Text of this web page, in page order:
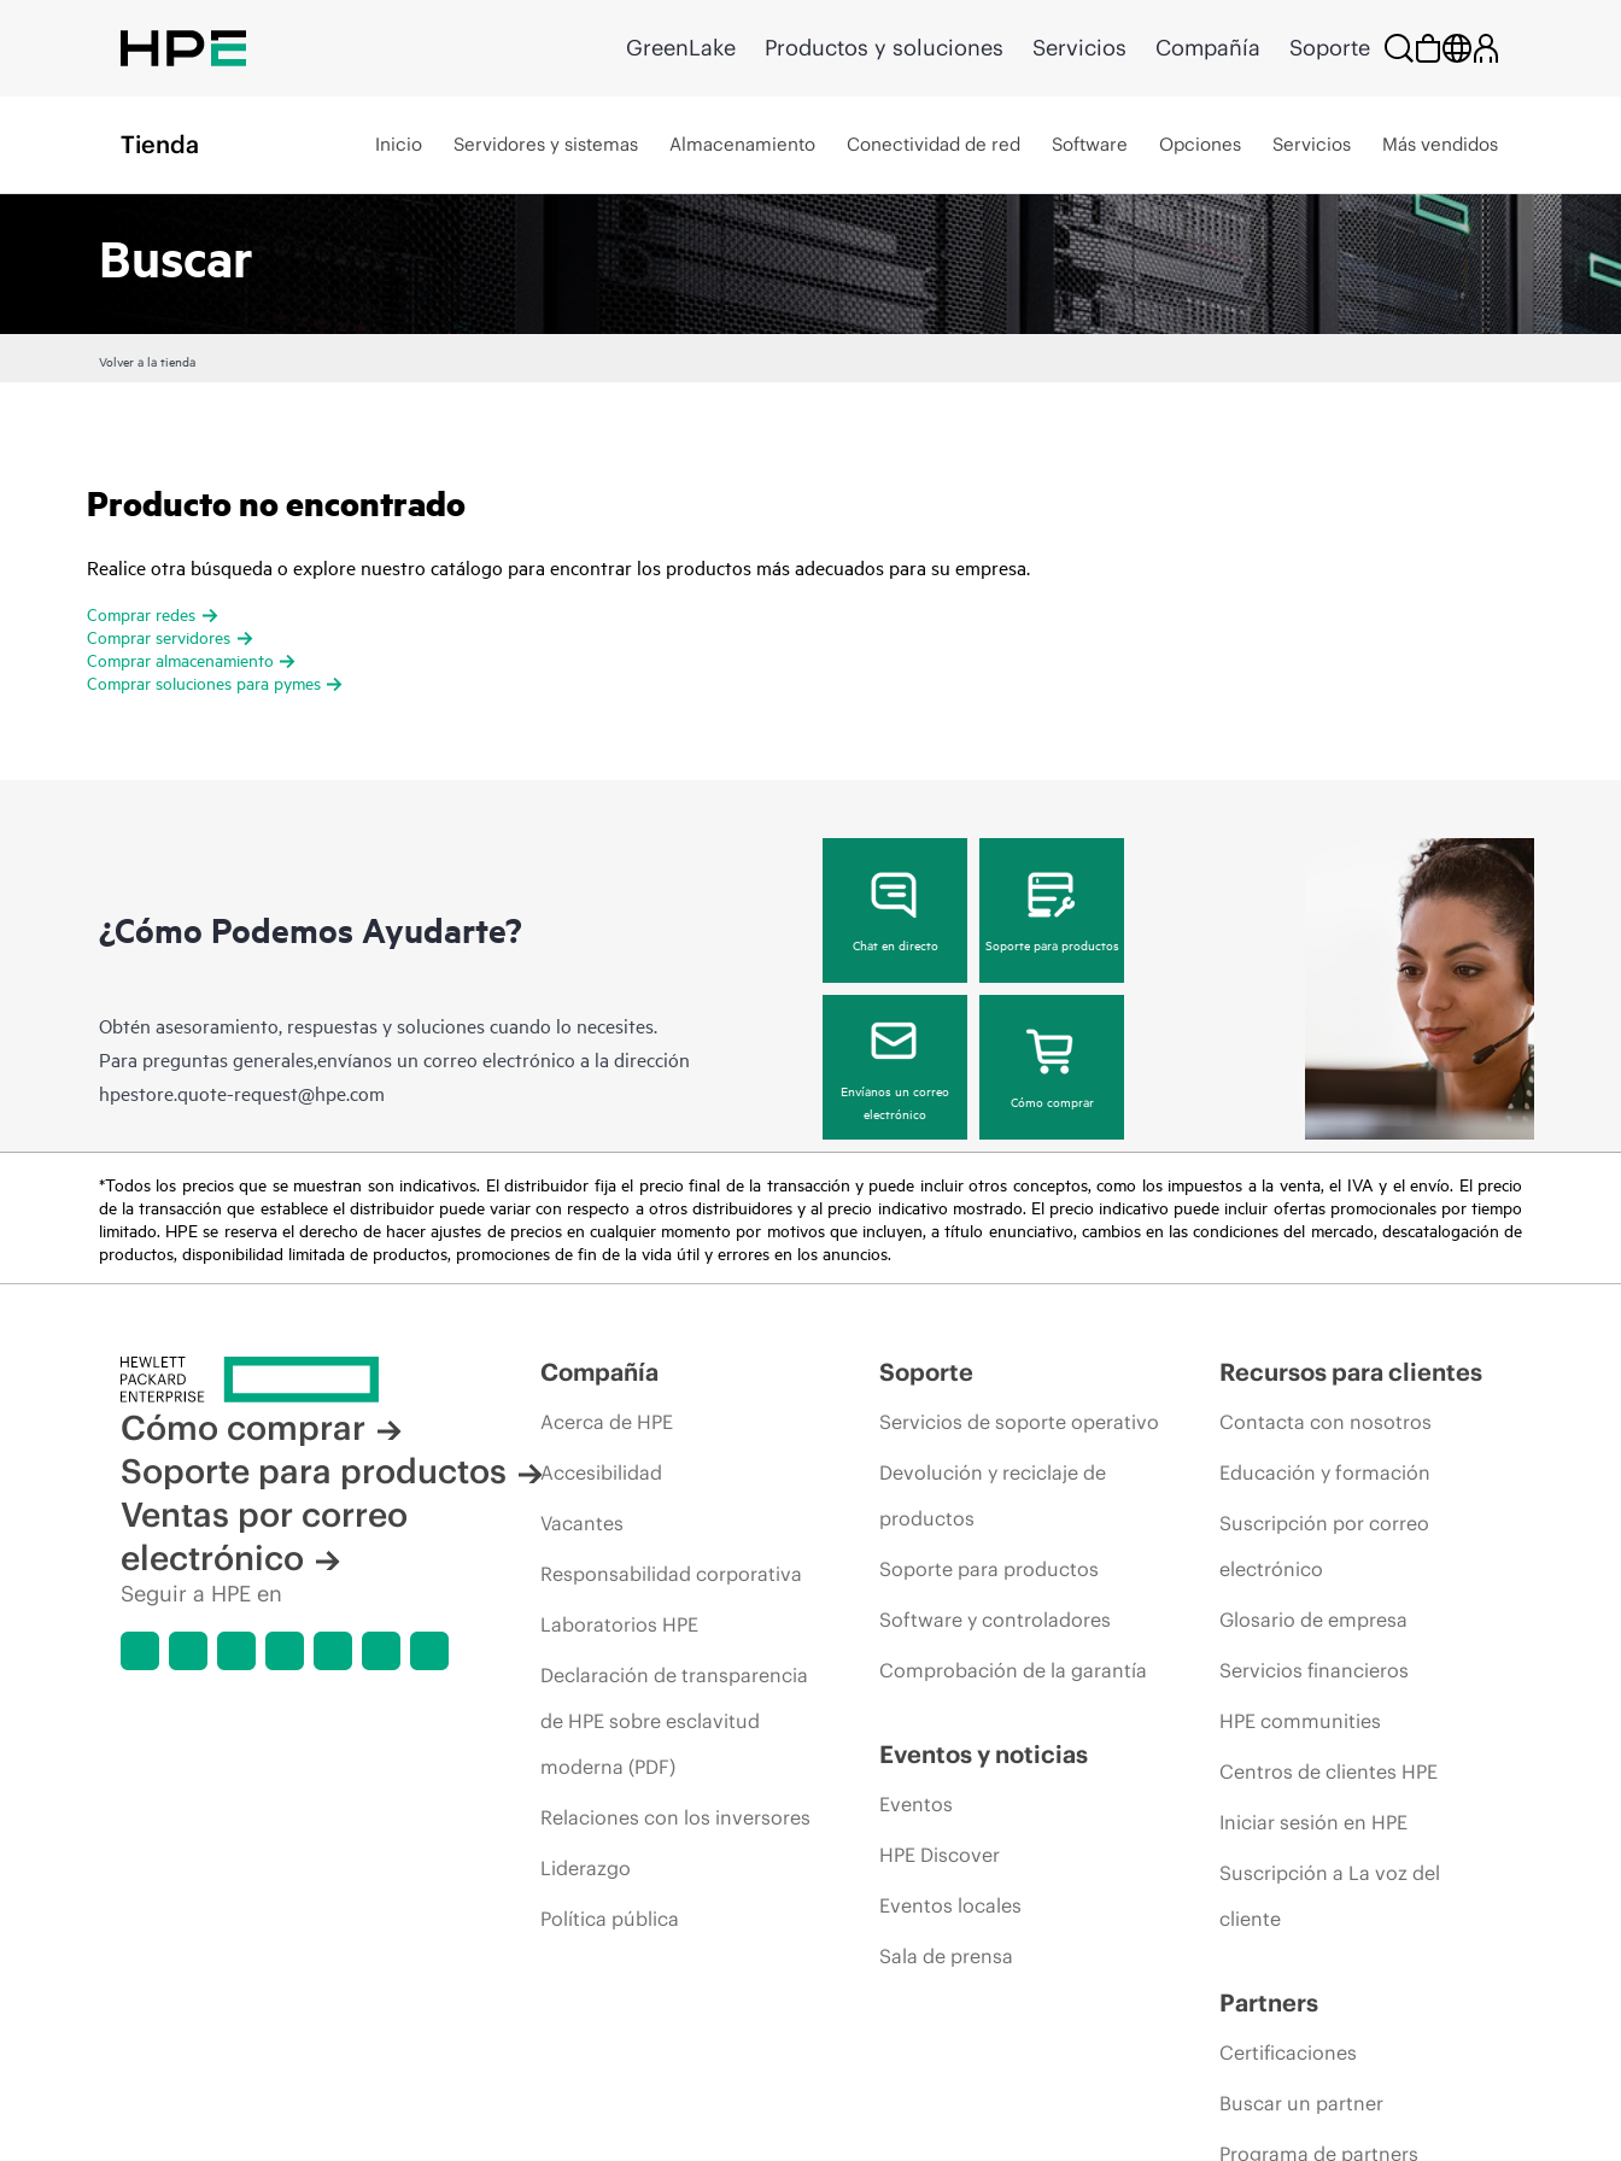
GreenLake Productos y soluciones Servicios Compañía Soporte
Tienda Inicio Servidores y sistemas Almacenamiento Conectividad de red Software Opciones Servicios Más vendidos
Buscar
Volver a la tienda
Producto no encontrado
Realice otra búsqueda o explore nuestro catálogo para encontrar los productos más adecuados para su empresa.
Comprar redes
Comprar servidores
Comprar almacenamiento
Comprar soluciones para pymes
¿Cómo Podemos Ayudarte?
Obtén asesoramiento, respuestas y soluciones cuando lo necesites.
Para preguntas generales,envíanos un correo electrónico a la dirección
hpestore.quote-request@hpe.com
Chat en directo Soporte para productos
Envíanos un correo
electrónico
Cómo comprar
*Todos los precios que se muestran son indicativos. El distribuidor fija el precio final de la transacción y puede incluir otros conceptos, como los impuestos a la venta, el IVA y el envío. El precio
de la transacción que establece el distribuidor puede variar con respecto a otros distribuidores y al precio indicativo mostrado. El precio indicativo puede incluir ofertas promocionales por tiempo
limitado. HPE se reserva el derecho de hacer ajustes de precios en cualquier momento por motivos que incluyen, a título enunciativo, cambios en las condiciones del mercado, descatalogación de
productos, disponibilidad limitada de productos, promociones de fin de la vida útil y errores en los anuncios.
Cómo comprar
Soporte para productos
Ventas por correo
electrónico
Seguir a HPE en
Compañía
Acerca de HPE
Accesibilidad
Vacantes
Responsabilidad corporativa
Laboratorios HPE
Declaración de transparencia
de HPE sobre esclavitud
moderna (PDF)
Relaciones con los inversores
Liderazgo
Política pública
Soporte
Servicios de soporte operativo
Devolución y reciclaje de
productos
Soporte para productos
Software y controladores
Comprobación de la garantía
Eventos y noticias
Eventos
HPE Discover
Eventos locales
Sala de prensa
Recursos para clientes
Contacta con nosotros
Educación y formación
Suscripción por correo
electrónico
Glosario de empresa
Servicios financieros
HPE communities
Centros de clientes HPE
Iniciar sesión en HPE
Suscripción a La voz del
cliente
Partners
Certificaciones
Buscar un partner
Programa de partners